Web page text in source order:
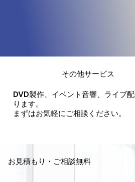
その他サービス
DVD製作、イベント音響、ライブ
ります。
​まずはお気軽にご相談ください。
お見積もり・ご相談無料